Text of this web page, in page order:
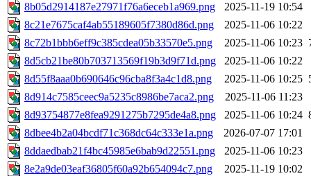
8b05d2914187e27971f76a6eceb1a969.png
2025-11-19 10:54
8c21e7675caf4ab55189605f7380d86d.png
2025-11-06 10:22
8c72b1bbb6eff9c385cdea05b33570e5.png
2025-11-06 10:23
8d5cb21be80b703713569f19b3d9f71d.png
2025-11-06 10:22
8d55f8aaa0b690646c96cba8f3a4c1d8.png
2025-11-06 10:25
8d914c7585ceec9a5235c8986be7aca2.png
2025-11-06 11:23
8d93754877e8fea9291275b7295de4a8.png
2025-11-06 10:24
8dbee4b2a04bcdf71c368dc64c333e1a.png
2026-07-07 17:01
8ddaedbab21f4bc45985e6bab9d22551.png
2025-11-06 10:23
8e2a9de03eaf36805f60a92b654094c7.png
2025-11-19 10:02